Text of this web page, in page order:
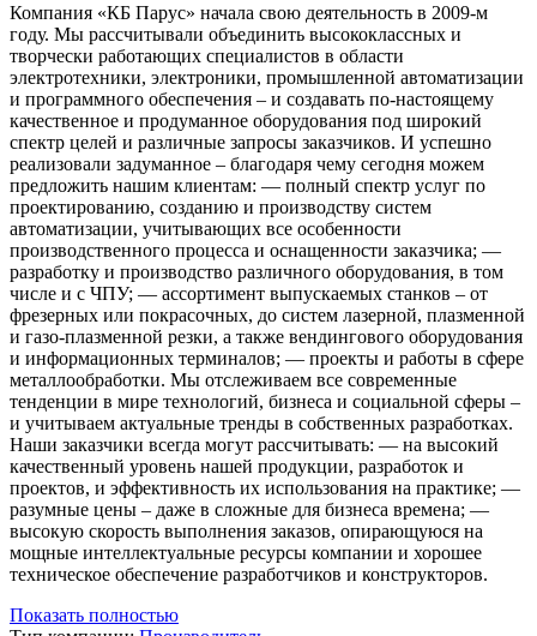
Компания «КБ Парус» начала свою деятельность в 2009-м
году. Мы рассчитывали объединить высококлассных и
творчески работающих специалистов в области
электротехники, электроники, промышленной автоматизации
и программного обеспечения – и создавать по-настоящему
качественное и продуманное оборудования под широкий
спектр целей и различные запросы заказчиков. И успешно
реализовали задуманное – благодаря чему сегодня можем
предложить нашим клиентам: — полный спектр услуг по
проектированию, созданию и производству систем
автоматизации, учитывающих все особенности
производственного процесса и оснащенности заказчика; —
разработку и производство различного оборудования, в том
числе и с ЧПУ; — ассортимент выпускаемых станков – от
фрезерных или покрасочных, до систем лазерной, плазменной
и газо-плазменной резки, а также вендингового оборудования
и информационных терминалов; — проекты и работы в сфере
металлообработки. Мы отслеживаем все современные
тенденции в мире технологий, бизнеса и социальной сферы –
и учитываем актуальные тренды в собственных разработках.
Наши заказчики всегда могут рассчитывать: — на высокий
качественный уровень нашей продукции, разработок и
проектов, и эффективность их использования на практике; —
разумные цены – даже в сложные для бизнеса времена; —
высокую скорость выполнения заказов, опирающуюся на
мощные интеллектуальные ресурсы компании и хорошее
техническое обеспечение разработчиков и конструкторов.
Показать полностью